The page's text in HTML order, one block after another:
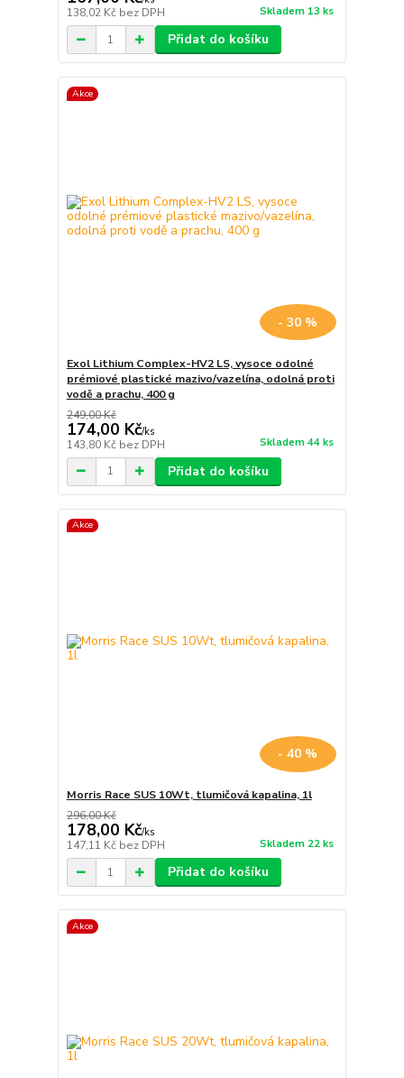
138,02 Kč bez DPH Skladem 13 ks
Přidat do košíku
Akce
- 30 %
Exol Lithium Complex-HV2 LS, vysoce odolné
prémiové plastické mazivo/vazelína, odolná proti
vodě a prachu, 400 g
249,00 Kč
174,00 Kč/ks
143,80 Kč bez DPH Skladem 44 ks
Přidat do košíku
Akce
- 40 %
Morris Race SUS 10Wt, tlumičová kapalina, 1l
296,00 Kč
178,00 Kč/ks
147,11 Kč bez DPH Skladem 22 ks
Přidat do košíku
Akce